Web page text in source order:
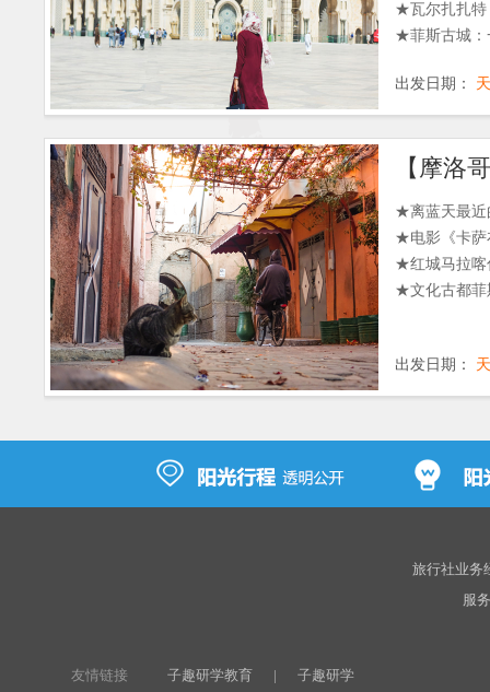
出发日期：
★瓦尔扎扎特
★菲斯古城：
★拉巴特：老
★卡萨布兰卡
的地中海式
★乘坐四驱
★特色美味体
s库斯库斯，
出发日期：
★离蓝天最近
★电影《卡萨
★红城马拉喀
★文化古都菲
旅行社业务
服
友情链接 子趣研学教育 | 子趣研学